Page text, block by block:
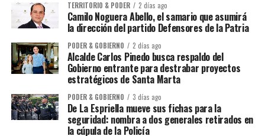
TERRITORIO & PODER 2 días ago
Camilo Noguera Abello, el samario que asumirá
la dirección del partido Defensores de la Patria
PODER & GOBIERNO 2 días ago
Alcalde Carlos Pinedo busca respaldo del
Gobierno entrante para destrabar proyectos
estratégicos de Santa Marta
PODER & GOBIERNO 3 días ago
De La Espriella mueve sus fichas para la
seguridad: nombra a dos generales retirados en
la cúpula de la Policía